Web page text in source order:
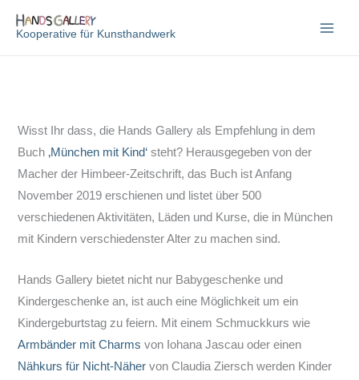
InhaltKooperative für Kunsthandwerk
Wisst Ihr dass, die Hands Gallery als Empfehlung in dem
Buch ‚München mit Kind‘ steht? Herausgegeben von der
Macher der Himbeer-Zeitschrift, das Buch ist Anfang
November 2019 erschienen und listet über 500
verschiedenen Aktivitäten, Läden und Kurse, die in München
mit Kindern verschiedenster Alter zu machen sind.
Hands Gallery bietet nicht nur Babygeschenke und
Kindergeschenke an, ist auch eine Möglichkeit um ein
Kindergeburtstag zu feiern. Mit einem Schmuckkurs wie
Armbänder mit Charms von Iohana Jascau oder einen
Nähkurs für Nicht-Näher von Claudia Ziersch werden Kinder